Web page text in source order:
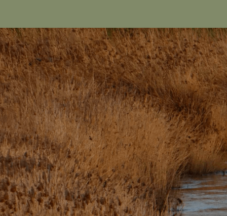
Выходишь из дома — сразу в поле. Вправо
вдалеке лес шумит. До реки Ирмес пять
мимо пятиглавой церкви Пресвятой
«Здравствуйте, матушка Афанасия!».
Стоишь на высоком берегу,
в глазах — только небо.